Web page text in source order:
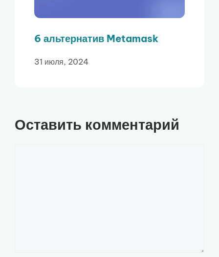
6 альтернатив Metamask
31 июля, 2024
Оставить комментарий